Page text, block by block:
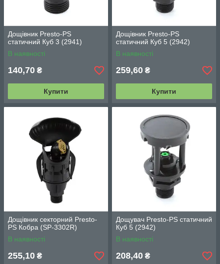
Дощівник Presto-PS
статичний Куб 3 (2941)
В наявності
140,70 ₴
Купити
Дощівник Presto-PS
статичний Куб 5 (2942)
В наявності
259,60 ₴
Купити
Дощівник секторний Presto-
PS Кобра (SP-3302R)
В наявності
255,10 ₴
Дощувач Presto-PS статичний
Куб 5 (2942)
В наявності
208,40 ₴